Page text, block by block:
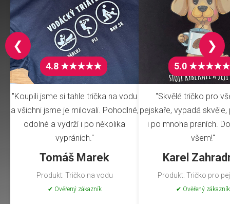
4.8 ★★★★★
"Koupili jsme si tahle trička na vodu
a všichni jsme je milovali. Pohodlné,
odolné a vydrží i po několika
vypráních."
Tomáš Marek
Produkt: Tričko na vodu
✔ Ověřený zákazník
5.0 ★★★★★
"Skvělé tričko pro
pejskaře, vypadá
i po mnoha praních.
všem!"
Karel
Produkt: Tričko pro
✔ Ověřený zákazník
❮ ❯